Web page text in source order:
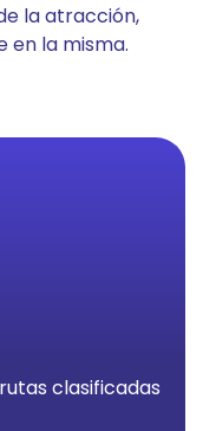
la atracción,
en la misma.
clasificadas